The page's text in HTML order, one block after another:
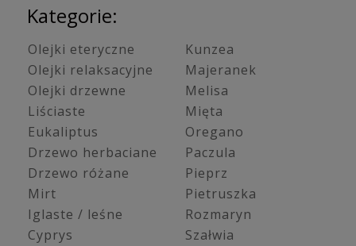
Kategorie:
Olejki eteryczne
Olejki relaksacyjne
Olejki drzewne
Liściaste
Eukaliptus
Drzewo herbaciane
Drzewo różane
Mirt
Iglaste / leśne
Cyprys
Kunzea
Majeranek
Melisa
Mięta
Oregano
Paczula
Pieprz
Pietruszka
Rozmaryn
Szałwia